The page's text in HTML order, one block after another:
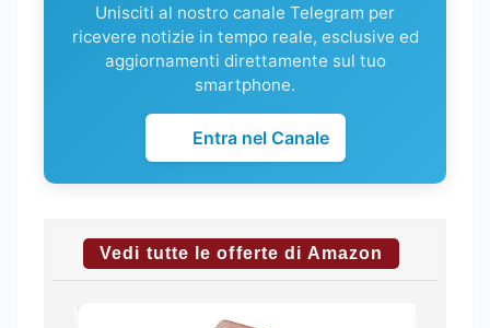
Unisciti al nostro canale Telegram per
ricevere notizie in tempo reale, esclusive ed
aggiornamenti direttamente sul tuo
smartphone.
Entra nel Canale